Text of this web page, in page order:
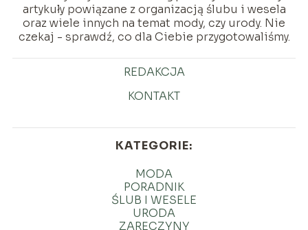
artykuły powiązane z organizacją ślubu i wesela
oraz wiele innych na temat mody, czy urody. Nie
czekaj - sprawdź, co dla Ciebie przygotowaliśmy.
REDAKCJA
KONTAKT
KATEGORIE:
MODA
PORADNIK
ŚLUB I WESELE
URODA
ZARĘCZYNY